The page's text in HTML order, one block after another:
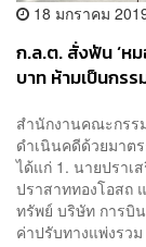
18 มกราคม
ก.ล.ต. สั่งฟัน ‘ห
บาท ห้ามเป็นกรร
สำนักงานคณะกรร
ดำเนินคดีด้วยมาต
ได้แก่ 1. นายปราเ
ปราสาททองโอสถ
ทรัพย์ บริษัท การบิ
ค่าปรับทางแพ่งรว